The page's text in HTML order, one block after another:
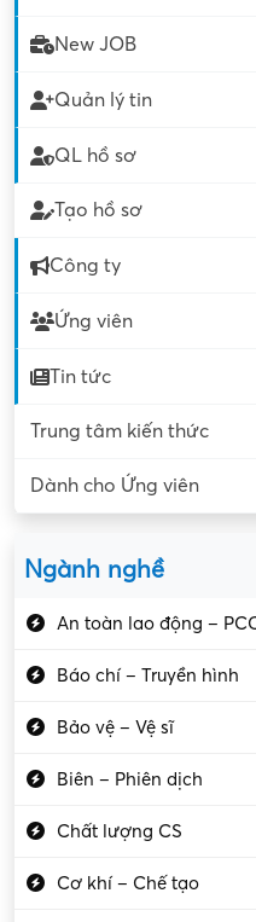
New JOB
Quản lý tin
QL hồ sơ
Tạo hồ sơ
Công ty
Ứng viên
Tin tức
Trung tâm kiến thức
Dành cho Ứng viên
Ngành nghề
An toàn lao động –
Báo chí – Truyền hình
Bảo vệ – Vệ sĩ
Biên – Phiên dịch
Chất lượng CS
Cơ khí – Chế tạo